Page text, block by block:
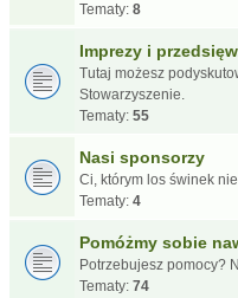
Tematy: 8
Imprezy i
Tutaj możesz
Stowarzyszenie.
Tematy: 55
Nasi sponsorzy
Ci, którym los świnek
Tematy: 4
Pomóżmy sobie
Potrzebujesz pomocy?
Tematy: 74